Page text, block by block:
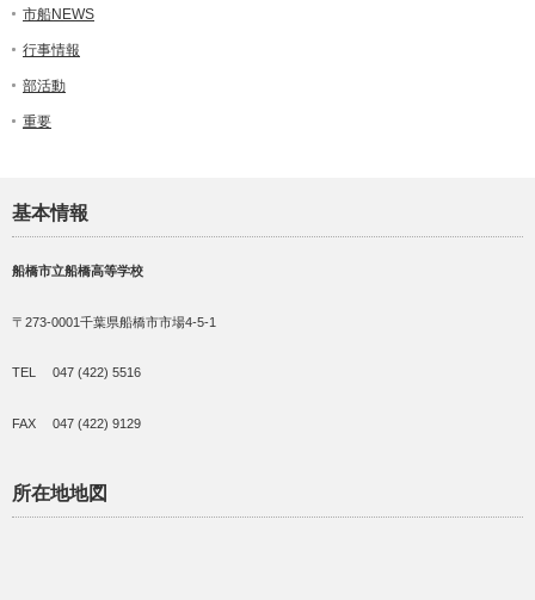
市船NEWS
行事情報
部活動
重要
基本情報
船橋市立船橋高等学校
〒273-0001千葉県船橋市市場4-5-1
TEL 047 (422) 5516
FAX 047 (422) 9129
所在地地図